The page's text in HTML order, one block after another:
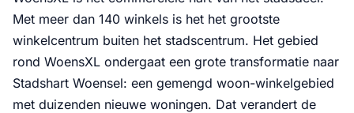
Met meer dan 140 winkels is het het grootste
winkelcentrum buiten het stadscentrum. Het gebied
rond WoensXL ondergaat een grote transformatie naar
Stadshart Woensel: een gemengd woon-winkelgebied
met duizenden nieuwe woningen. Dat verandert de